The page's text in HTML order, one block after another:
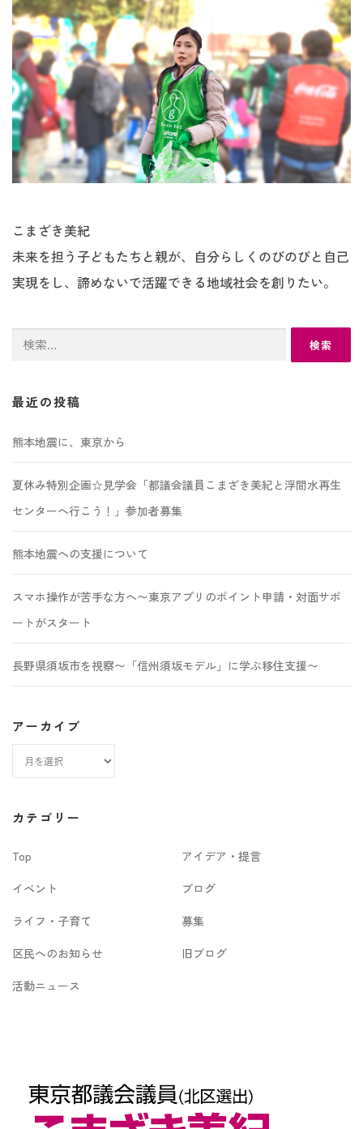
こまざき美紀
未来を担う子どもたちと親が、自分らしくのびのびと自己
実現をし、諦めないで活躍できる地域社会を創りたい。
検
最近の投稿
熊本地震に、東京から
夏休み特別企画☆見学会「都議会議員こまざき美紀と浮間水再生
センターへ行こう！」参加者募集
熊本地震への支援について
スマホ操作が苦手な方へ〜東京アプリのポイント申請・対面サポ
ートがスタート
長野県須坂市を視察〜「信州須坂モデル」に学ぶ移住支援〜
アーカイブ
カ
ブ
カテゴリー
Top
アイデア・提言
イベント
ブログ
ライフ・子育て
募集
区民へのお知らせ
旧ブログ
活動ニュース